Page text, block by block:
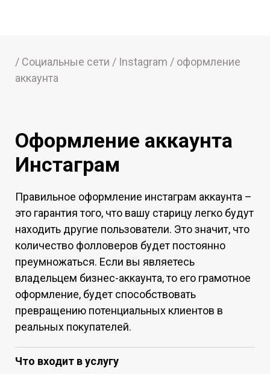
/ Социальные сети / Instagram / оформление
аккаунта
Оформление аккаунта
Инстаграм
Правильное оформление инстаграм аккаунта –
это гарантия того, что вашу старицу легко будут
находить другие пользователи. Это значит, что
количество фолловеров будет постоянно
преумножаться. Если вы являетесь
владельцем бизнес-аккаунта, то его грамотное
оформление, будет способствовать
превращению потенциальных клиентов в
реальных покупателей.
Что входит в услугу